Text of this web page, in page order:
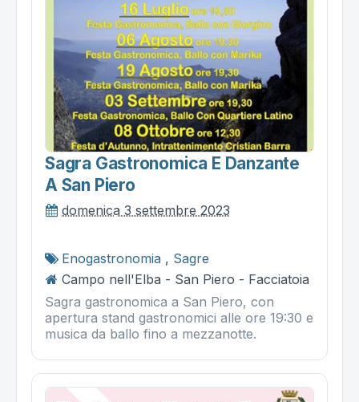
Sagra Gastronomica E Danzante
A San Piero
domenica 3 settembre 2023
Enogastronomia , Sagre
Campo nell'Elba - San Piero - Facciatoia
Sagra gastronomica a San Piero, con
apertura stand gastronomici alle ore 19:30 e
musica da ballo fino a mezzanotte.